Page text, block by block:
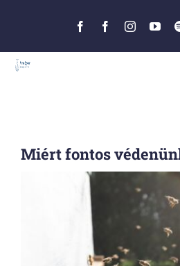
FacebookFacebookInstagram
Miért fontos